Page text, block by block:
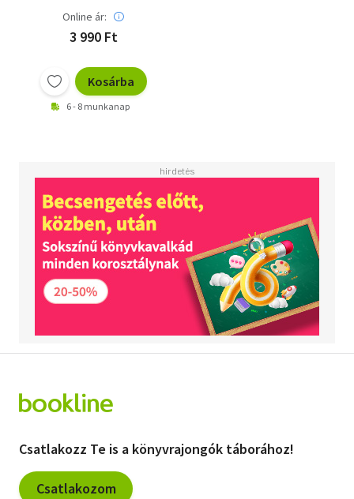
Online ár:
3 990 Ft
Kosárba
6 - 8 munkanap
Csatlakozz Te is a könyvrajongók táborához!
Csatlakozom